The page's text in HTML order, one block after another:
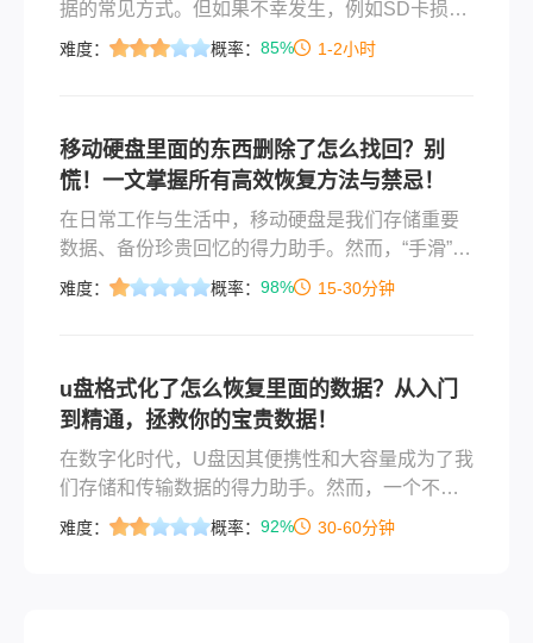
据的常见方式。但如果不幸发生，例如SD卡损
坏、误删或格式化，我们该如何恢复其中的数据
难度： 概率： 85% 1-2小时
移动硬盘里面的东西删除了怎么找回？别
慌！一文掌握所有高效恢复方法与禁忌！
在日常工作与生活中，移动硬盘是我们存储重要
数据、备份珍贵回忆的得力助手。然而，“手滑”误
删、格式化、突然无法读取……这些意外情况总
盘里面的东西删除了怎么找回呢？
难度： 概率： 98% 15-30分钟
u盘格式化了怎么恢复里面的数据？从入门
到精通，拯救你的宝贵数据！
在数字化时代，U盘因其便携性和大容量成为了我
们存储和传输数据的得力助手。然而，一个不经
意的误操作——格式化，就可能让所有重要的文
难度： 概率： 92% 30-60分钟